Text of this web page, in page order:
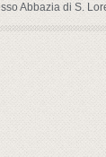
Abbazia di S.